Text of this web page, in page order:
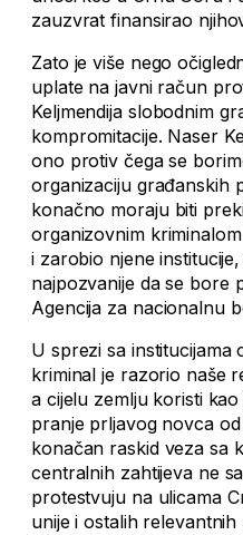
zauzvrat finansirao
Zato je više nego
uplate na javni račun
Keljmendija slobodnim
kompromitacije. Naser
ono protiv čega se
organizaciju građanskih
konačno moraju biti
organizovnim
i zarobio njene
najpozvanije da se bore
Agencija za nacionalnu
U sprezi sa
kriminal je razorio naše
a cijelu zemlju koristi
pranje prljavog novca
konačan raskid veza sa
centralnih zahtijeva ne
protestvuju na ulicama
unije i ostalih